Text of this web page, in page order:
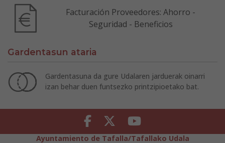
Facturación Proveedores: Ahorro -
Seguridad - Beneficios
Gardentasun ataria
Gardentasuna da gure Udalaren jarduerak oinarri
izan behar duen funtsezko printzipioetako bat.
Facebook Twitter Youtube
Ayuntamiento de Tafalla/Tafallako Udala